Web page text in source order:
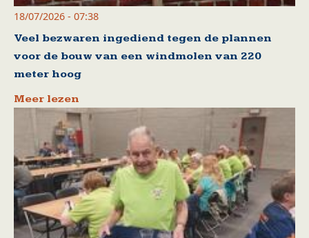
18/07/2026 - 07:38
Veel bezwaren ingediend tegen de plannen
voor de bouw van een windmolen van 220
meter hoog
Meer lezen